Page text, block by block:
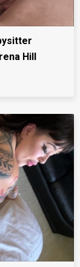
Hill